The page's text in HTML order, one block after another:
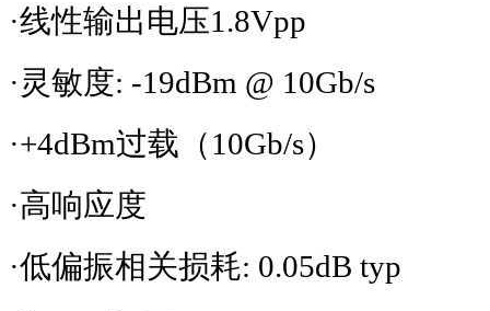
·线性输出电压1.8Vpp
·灵敏度: -19dBm @ 10Gb/s
·+4dBm过载（10Gb/s）
·高响应度
·低偏振相关损耗: 0.05dB typ